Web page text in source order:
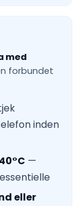
med
forbundet
inden
—
eller